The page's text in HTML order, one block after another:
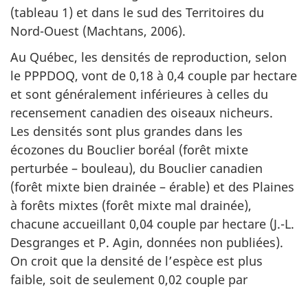
(tableau 1) et dans le sud des Territoires du
Nord-Ouest (Machtans, 2006).
Au Québec, les densités de reproduction, selon
le PPPDOQ, vont de 0,18 à 0,4 couple par hectare
et sont généralement inférieures à celles du
recensement canadien des oiseaux nicheurs.
Les densités sont plus grandes dans les
écozones du Bouclier boréal (forêt mixte
perturbée – bouleau), du Bouclier canadien
(forêt mixte bien drainée – érable) et des Plaines
à forêts mixtes (forêt mixte mal drainée),
chacune accueillant 0,04 couple par hectare (J.-L.
Desgranges et P. Agin, données non publiées).
On croit que la densité de l’espèce est plus
faible, soit de seulement 0,02 couple par